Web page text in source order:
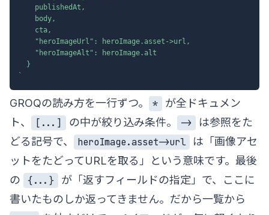
    publishedAt,
    body,
    cta,
    "heroImageUrl": heroImage.asset->url,
    "heroImageAlt": heroImage.alt
`
GROQの読み方を一行ずつ。 *
が全ドキュメン
ト、
[...] の中が絞り込み条件。 ->
は参照をた
どる記号で、
heroImage.asset->url
は「画像アセ
ットをたどってURLを取る」という意味です。最後
の
{...}
が「返すフィールドの指定」で、ここに
書いたものしか返ってきません。だから一覧から